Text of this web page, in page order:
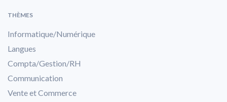
THÈMES
Informatique/Numérique
Langues
Compta/Gestion/RH
Communication
Vente et Commerce